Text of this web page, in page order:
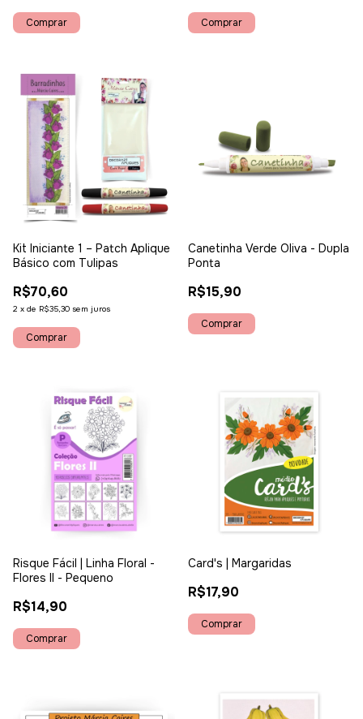
Kit Iniciante 1 – Patch Aplique
Básico com Tulipas
R$70,60
2 x de R$35,30 sem juros
Canetinha Verde Oliva - Dupla
Ponta
R$15,90
Risque Fácil | Linha Floral -
Flores II - Pequeno
R$14,90
Card's | Margaridas
R$17,90